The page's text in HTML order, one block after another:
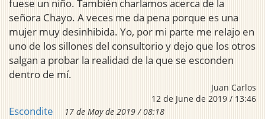
fuese un niño. También charlamos acerca de la
señora Chayo. A veces me da pena porque es una
mujer muy desinhibida. Yo, por mi parte me relajo en
uno de los sillones del consultorio y dejo que los otros
salgan a probar la realidad de la que se esconden
dentro de mí.
Juan Carlos
12 de June de 2019 / 13:46
Escondite
17 de May de 2019 / 08:18